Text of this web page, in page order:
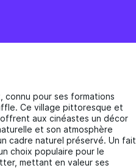
connu pour ses formations
Ce village pittoresque et
aux cinéastes un décor
et son atmosphère
cadre naturel préservé. Un fait
choix populaire pour le
mettant en valeur ses